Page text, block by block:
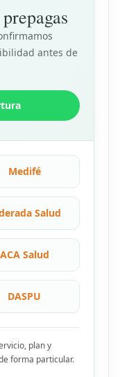
antes de
Medifé
Salud
ACA Salud
DASPU
plan y
forma particular.